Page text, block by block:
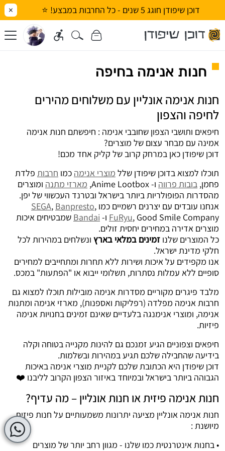
דוכן שיפודן חוגג 5 שנים - כל החרבות במבצע! ⭐ ×
חנות אנימה בחיפה
חנות אנימה אונליין עם משלוחים מהירים
לחיפה והצפון
חיפאים ותושבי הצפון שחובבי אנימה : חיפשתם חנות אנימה
אמינה עם מבחר עצום של מוצרים?
דוכן שיפודן כאן במרחק קרוב של קליק אחד מכם!
תוכלו למצוא בדוכן שיפודן שלל מוצרי אנימה כמו חרבות פלדת
פחמן, בובות פרווה ו- Anime Lootbox, מארזי מתנה ומוצרים
מהסדרות הפופולריות ביותר בישראל ובטרנד העכשווי של יפן.
אנחנו עובדים עם יצרנים רשמיים כמו
SEGA, Banpresto,
FuRyu, Good Smile Company ו- Bandai שמבטיחים איכות
מוצרים אדירה במחירים יחסית זולים.
כל המוצרים שלנו זמינים במלאי בארץ ונשלחים במהירות לכל
חלקי מדינת ישראל.
אנו מקפידים על איכות ושירות ללא תחרות ומתחייבים למחירים
סופיים ללא עמלות נסתרות, תשלומי ייבוא או "הפתעות" במכס.
מלבד פיגרים מקוריים מסדרות אנימה מובילות תוכלו למצוא גם
חרבות אנימה מפלדה (רפליקות ואספנות), מארזי אנימה ומתנות
אנימה, ומוצרי אנימנגה בלעדיים שאינם זמינים בחנויות אנימה
פיזיות.
חיפאים וצפוניים הגיע זמנכם גם להינות מקנייה בטוחה וקלה
בידיעה שהחבילה שלכם תגיע במהירות ובשלמות.
דוכן שיפודן היא הכתובת שלכם לקניית מוצרי אנימה באיכות
הגבוהה ביותר בישראל ובמיוחד באיזור הצפון הקרוב לליבנו ❤️
חנות אנימה פיזית או חנות אונליין – מה עדיף?
חנות אנימה אונליין מציעה יתרונות משמעותיים על חנות פיזית
מיושנת :
• בחנות אינטרנטית כמו שלנו - מגוון רחב יותר של מוצרים